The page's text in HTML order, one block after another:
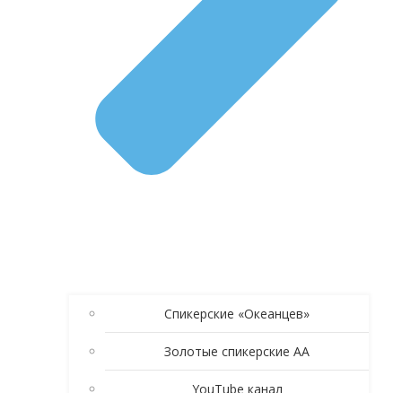
Спикерские «Океанцев»
Золотые спикерские АА
YouTube канал